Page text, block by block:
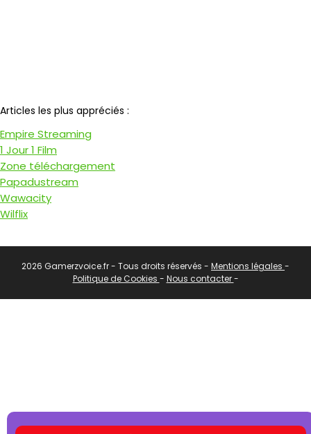
Articles les plus appréciés :
Empire Streaming
1 Jour 1 Film
Zone téléchargement
Papadustream
Wawacity
Wilflix
2026 Gamerzvoice.fr - Tous droits réservés - Mentions légales -
Politique de Cookies - Nous contacter-